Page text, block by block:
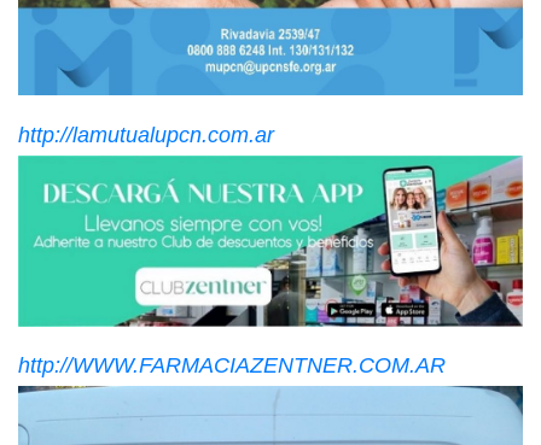
http://lamutualupcn.com.ar
http://WWW.FARMACIAZENTNER.COM.AR